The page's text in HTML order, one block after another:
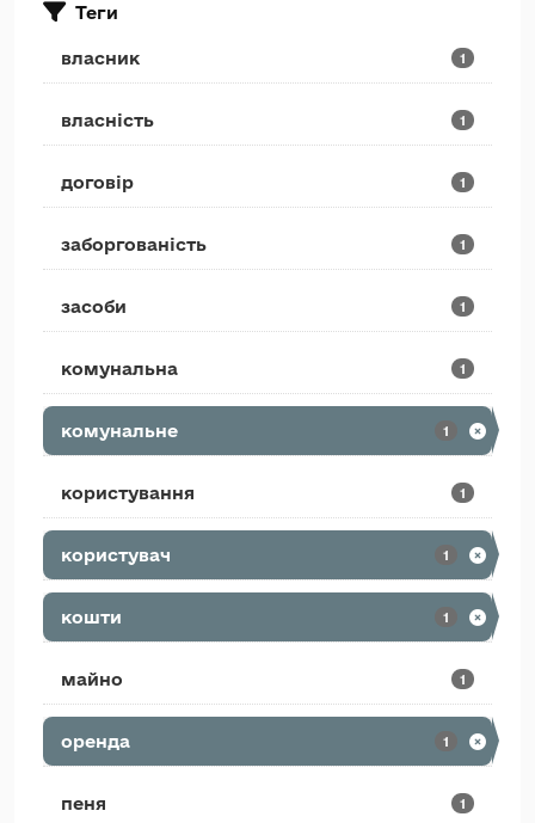
Теги
власник 1
власність 1
договір 1
заборгованість 1
засоби 1
комунальна 1
комунальне 1
користування 1
користувач 1
кошти 1
майно 1
оренда 1
пеня 1